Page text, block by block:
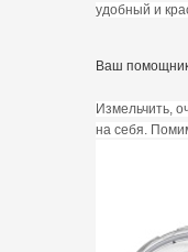
удобный и
Ваш
Измельчить,
на себя.